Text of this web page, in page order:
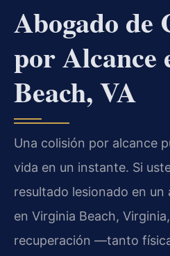
Abogado de
por
Beach, VA
Una colisión por alcance
vida en un instante. Si
resultado lesionado en
en Virginia Beach,
recuperación —tanto